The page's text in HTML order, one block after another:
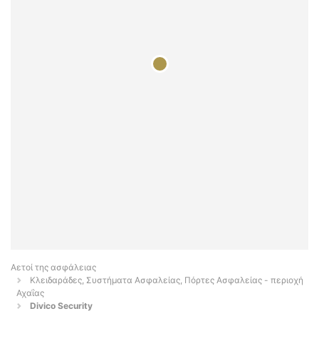
Αετοί της ασφάλειας
Κλειδαράδες, Συστήματα Ασφαλείας, Πόρτες Ασφαλείας - περιοχή
Αχαΐας
Divico Security